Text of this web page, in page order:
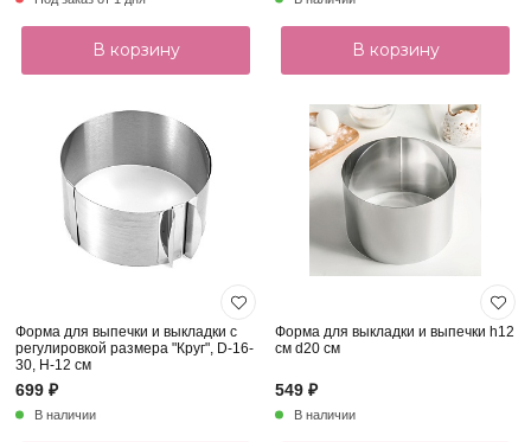
В корзину В корзину
Форма для выпечки и выкладки с
регулировкой размера "Круг", D-16-
30, H-12 см
699 ₽
В наличии
Форма для выкладки и выпечки h12
см d20 см
549 ₽
В наличии